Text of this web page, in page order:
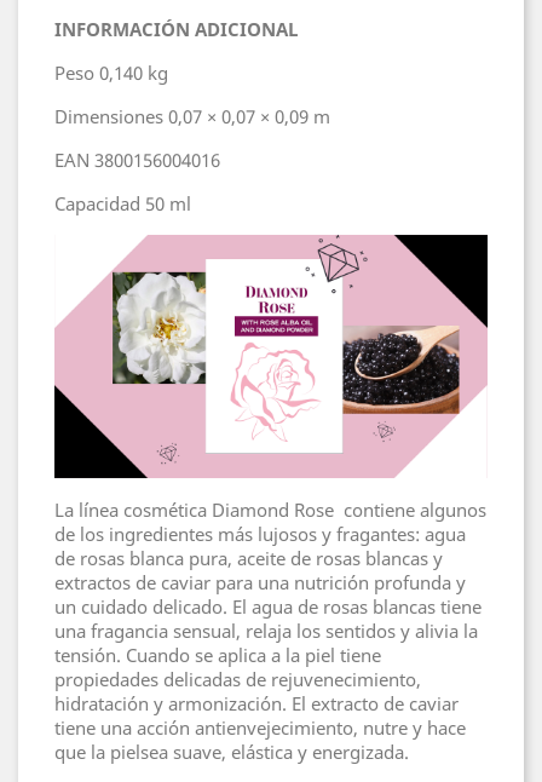
INFORMACIÓN ADICIONAL
Peso 0,140 kg
Dimensiones 0,07 × 0,07 × 0,09 m
EAN 3800156004016
Capacidad 50 ml
La línea cosmética Diamond Rose contiene algunos
de los ingredientes más lujosos y fragantes: agua
de rosas blanca pura, aceite de rosas blancas y
extractos de caviar para una nutrición profunda y
un cuidado delicado. El agua de rosas blancas tiene
una fragancia sensual, relaja los sentidos y alivia la
tensión. Cuando se aplica a la piel tiene
propiedades delicadas de rejuvenecimiento,
hidratación y armonización. El extracto de caviar
tiene una acción antienvejecimiento, nutre y hace
que la pielsea suave, elástica y energizada.